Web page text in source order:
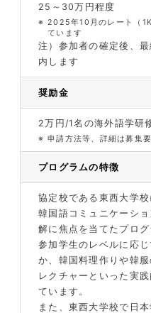
25～30万円程度
※ 2025年10月のレート（
ています
注）参加者の確定後、
内します
奨励金
2万円/1名の海外語学研
※ 申請方法等、詳細は募集
プログラムの特徴
協定校である東西大学
韓国語コミュニケーシ
解に焦点を当てたプログ
参加学生のレベルに応
か、韓国料理作りや韓
レクチャーといった実
ています。
また、東西大学校で日